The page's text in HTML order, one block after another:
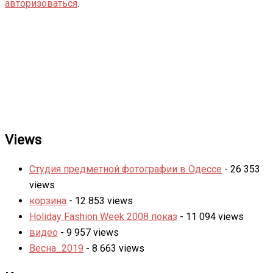
авторизоваться.
Views
Студия предметной фотографии в Одессе - 26 353
views
корзина - 12 853 views
Holiday Fashion Week 2008 показ - 11 094 views
видео - 9 957 views
Весна_2019 - 8 663 views